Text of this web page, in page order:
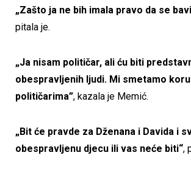
„Zašto ja ne bih imala pravo da se
pitala je.
„Ja nisam političar, ali ću biti
obespravljenih ljudi. Mi smetamo
političarima”, kazala je Memić.
„Bit će pravde za Dženana i Davida i
obespravljenu djecu ili vas neće biti“,